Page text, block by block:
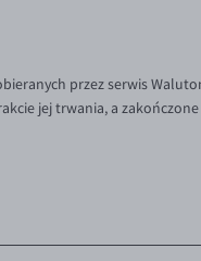
przez serwis
jej trwania, a